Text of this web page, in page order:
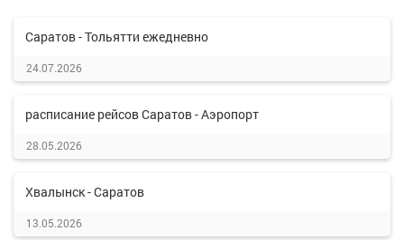
Саратов - Тольятти ежедневно
24.07.2026
расписание рейсов Саратов - Аэропорт
28.05.2026
Хвалынск - Саратов
13.05.2026